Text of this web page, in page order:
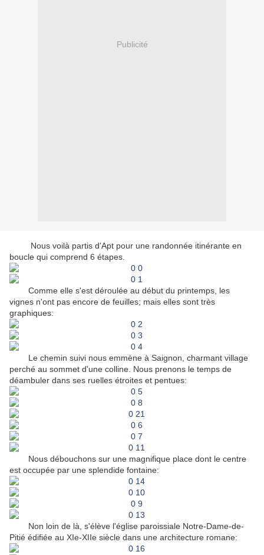
Publicité
Nous voilà partis d'Apt pour une randonnée itinérante en
boucle qui comprend 6 étapes.
Comme elle s'est déroulée au début du printemps, les
vignes n'ont pas encore de feuilles; mais elles sont très
graphiques:
Le chemin suivi nous emmène à Saignon, charmant village
perché au sommet d'une colline. Nous prenons le temps de
déambuler dans ses ruelles étroites et pentues:
Nous débouchons sur une magnifique place dont le centre
est occupée par une splendide fontaine:
Non loin de là, s'élève l'église paroissiale Notre-Dame-de-
Pitié édifiée au XIe-XIIe siècle dans une architecture romane: